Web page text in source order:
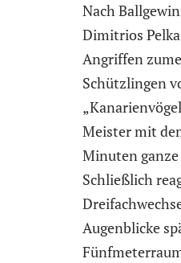
Nach
Dimitrios
Angriffen
Schützlingen
Meister mit
Minuten
Schließlich
Augenblicke